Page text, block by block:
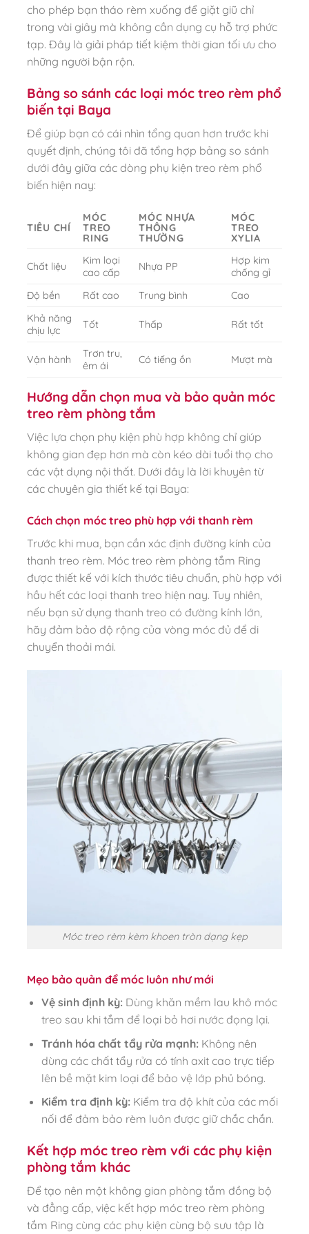
cho phép bạn tháo rèm xuống để giặt giũ chỉ
trong vài giây mà không cần dụng cụ hỗ trợ phức
tạp. Đây là giải pháp tiết kiệm thời gian tối ưu cho
những người bận rộn.
Bảng so sánh các loại móc treo rèm phổ
biến tại Baya
Để giúp bạn có cái nhìn tổng quan hơn trước khi
quyết định, chúng tôi đã tổng hợp bảng so sánh
dưới đây giữa các dòng phụ kiện treo rèm phổ
biến hiện nay:
TIÊU CHÍ
MÓC
TREO
RING
MÓC NHỰA
THÔNG
THƯỜNG
MÓC
TREO
XYLIA
Chất liệu
Kim loại
cao cấp
Nhựa PP
Hợp kim
chống gỉ
Độ bền
Rất cao Trung bình
Cao
Khả năng
chịu lực
Tốt Thấp Rất tốt
Vận hành
Trơn tru,
êm ái
Có tiếng ồn Mượt mà
Hướng dẫn chọn mua và bảo quản móc
treo rèm phòng tắm
Việc lựa chọn phụ kiện phù hợp không chỉ giúp
không gian đẹp hơn mà còn kéo dài tuổi thọ cho
các vật dụng nội thất. Dưới đây là lời khuyên từ
các chuyên gia thiết kế tại Baya:
Cách chọn móc treo phù hợp với thanh rèm
Trước khi mua, bạn cần xác định đường kính của
thanh treo rèm. Móc treo rèm phòng tắm Ring
được thiết kế với kích thước tiêu chuẩn, phù hợp với
hầu hết các loại thanh treo hiện nay. Tuy nhiên,
nếu bạn sử dụng thanh treo có đường kính lớn,
hãy đảm bảo độ rộng của vòng móc đủ để di
chuyển thoải mái.
Móc treo rèm kèm khoen tròn dạng kẹp
Mẹo bảo quản để móc luôn như mới
Vệ sinh định kỳ:Dùng khăn mềm lau khô móc
treo sau khi tắm để loại bỏ hơi nước đọng lại.
Tránh hóa chất tẩy rửa mạnh:Không nên
dùng các chất tẩy rửa có tính axit cao trực tiếp
lên bề mặt kim loại để bảo vệ lớp phủ bóng.
Kiểm tra định kỳ:Kiểm tra độ khít của các mối
nối để đảm bảo rèm luôn được giữ chắc chắn.
Kết hợp móc treo rèm với các phụ kiện
phòng tắm khác
Để tạo nên một không gian phòng tắm đồng bộ
và đẳng cấp, việc kết hợp móc treo rèm phòng
tắm Ring cùng các phụ kiện cùng bộ sưu tập là